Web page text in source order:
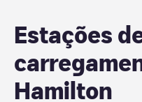
Estações
Hamilton